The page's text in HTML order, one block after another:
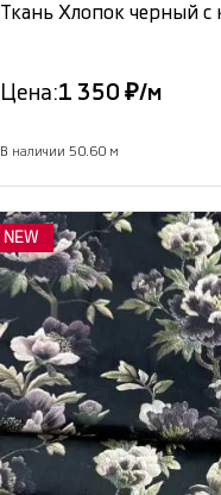
Ткань Хлопок черный
Цена:1 350 ₽/м
В наличии 50.60 м
NEW